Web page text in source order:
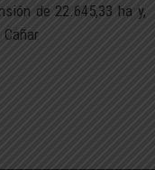
de 22.645,33 ha y,